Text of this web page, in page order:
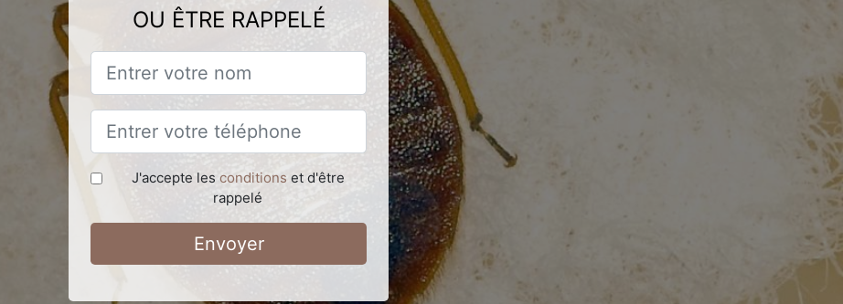
OU ÊTRE RAPPELÉ
J'accepte les conditions et d'être
rappelé
Envoyer